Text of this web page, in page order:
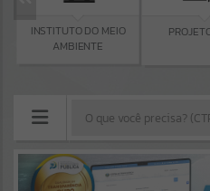
INSTITUTO DO MEIO
AMBIENTE
Resultados para